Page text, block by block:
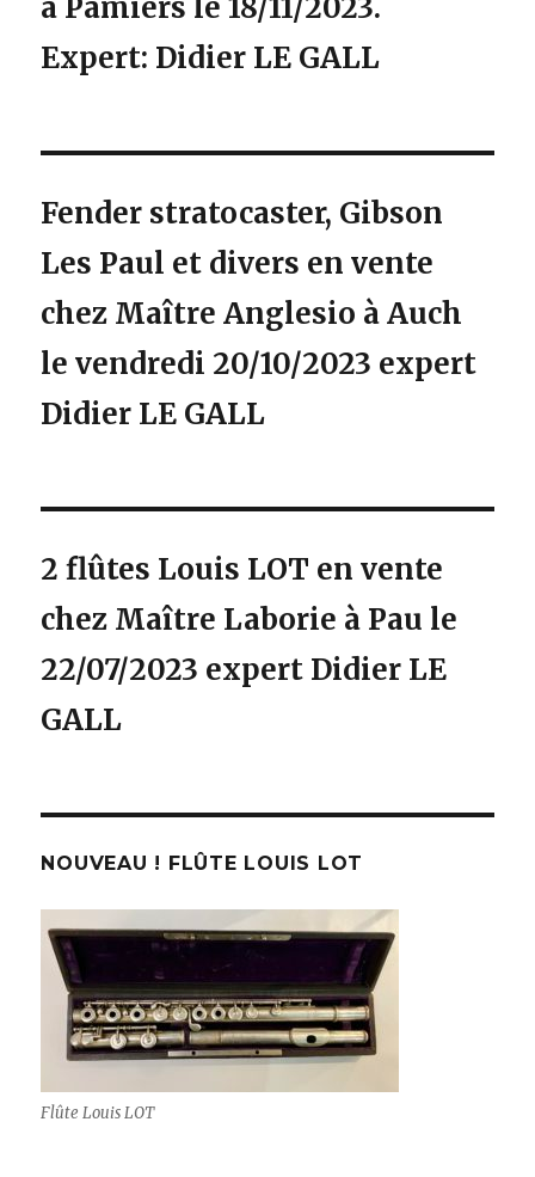
Expert: Didier LE GALL
Fender stratocaster, Gibson
Les Paul et divers en vente
chez Maître Anglesio à Auch
le vendredi 20/10/2023 expert
Didier LE GALL
2 flûtes Louis LOT en vente
chez Maître Laborie à Pau le
22/07/2023 expert Didier LE
GALL
NOUVEAU ! FLÛTE LOUIS LOT
Flûte Louis LOT